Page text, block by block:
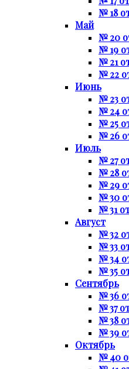
№ 18
Май
№ 20
№ 19
№ 21
№ 22
Июнь
№ 23
№ 24
№ 25
№ 26
Июль
№ 27
№ 28
№ 29
№ 30
№ 31
Август
№ 32
№ 33
№ 34
№ 35
Сентябрь
№ 36
№ 37
№ 38
№ 39
Октябрь
№ 40